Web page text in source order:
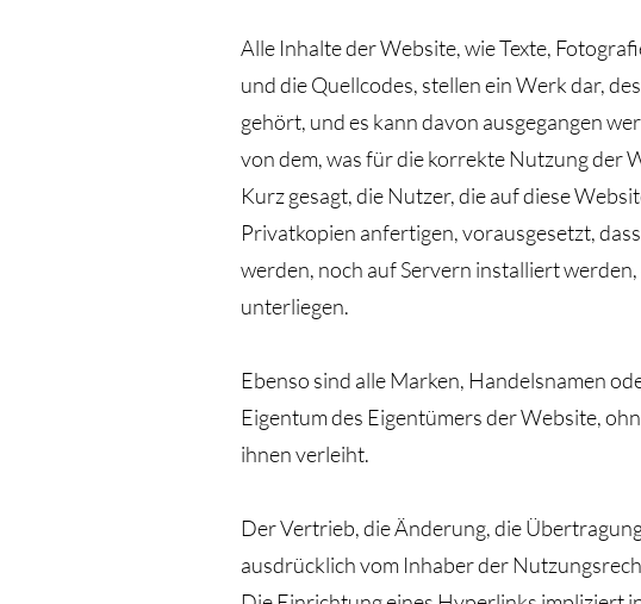
Alle Inhalte der Website, wie Texte,
und die Quellcodes, stellen ein Werk dar,
gehört, und es kann davon ausgegangen
von dem, was für die korrekte Nutzung der
Kurz gesagt, die Nutzer, die auf diese
Privatkopien anfertigen, vorausgesetzt,
werden, noch auf Servern installiert
unterliegen.
Ebenso sind alle Marken, Handelsnamen
Eigentum des Eigentümers der Website,
ihnen verleiht.
Der Vertrieb, die Änderung, die
ausdrücklich vom Inhaber der